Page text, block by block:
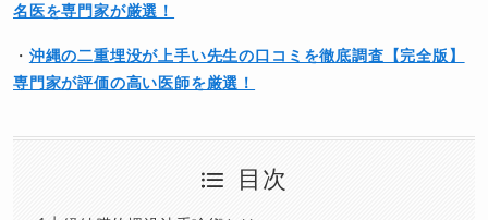
名医を専門家が厳選！
・ 沖縄の二重埋没が上手い先生の口コミを徹底調査【完全版】
専門家が評価の高い医師を厳選！
目次